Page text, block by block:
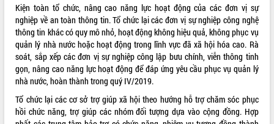
Kiện toàn tổ chức, nâng cao năng lực hoạt động của các đơn vị sự
nghiệp về an toàn thông tin. Tổ chức lại các đơn vị sự nghiệp công nghệ
thông tin khác có quy mô nhỏ, hoạt động không hiệu quả, không phục vụ
quản lý nhà nước hoặc hoạt động trong lĩnh vực đã xã hội hóa cao. Rà
soát, sắp xếp các đơn vị sự nghiệp công lập bưu chính, viễn thông tinh
gọn, nâng cao năng lực hoạt động để đáp ứng yêu cầu phục vụ quản lý
nhà nước, hoàn thành trong quý IV/2019.
Tổ chức lại các cơ sở trợ giúp xã hội theo hướng hỗ trợ chăm sóc phục
hồi chức năng, trợ giúp các nhóm đối tượng dựa vào cộng đồng. Hợp